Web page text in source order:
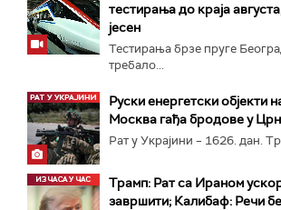
тестирања до краја
јесен
Тестирања брзе пруге
требало...
Руски енергетски објекти
Москва гађа бродове у
Рат у Украјини – 1626. дан.
Трамп: Рат са Ираном
завршити; Калибаф: Речи